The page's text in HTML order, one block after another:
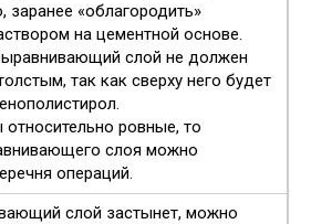
заранее «облагородить»
на цементной основе.
слой не должен
так как сверху него будет
ровные, то
слоя можно
операций.
слой застынет, можно